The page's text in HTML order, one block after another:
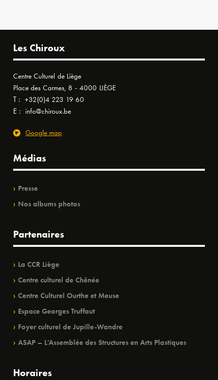
Les Chiroux
Centre Culturel de Liège
Place des Carmes, 8 - 4000 LIÈGE
T : +32(0)4 223 19 60
E : info@chiroux.be
Google map
Médias
Presse
Nos albums photos
Partenaires
La CCR Liège
Centre culturel de Chênée
Centre Culturel Ourthe et Meuse
Espace Georges Truffaut
Foyer culturel de Jupille-Wandre
ASAP – L’Assemblée des Structures en Arts Plastiques
Horaires